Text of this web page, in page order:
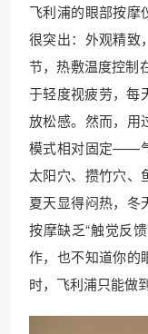
飞利浦的眼部按摩
很突出：外观精致
节，热敷温度控制
于轻度视疲劳，每
放松感。然而，用
模式相对固定——
太阳穴、攒竹穴、
夏天显得闷热，冬
按摩缺乏“触觉反
作，也不知道你的
时，飞利浦只能做到